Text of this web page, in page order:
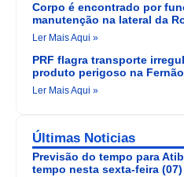
Corpo é encontrado por
manutenção na lateral da
Ler Mais Aqui »
PRF flagra transporte
produto perigoso na
Ler Mais Aqui »
Últimas Noticias
Previsão do tempo para
tempo nesta sexta-feira